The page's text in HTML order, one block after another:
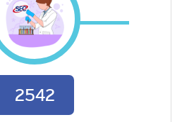
2542